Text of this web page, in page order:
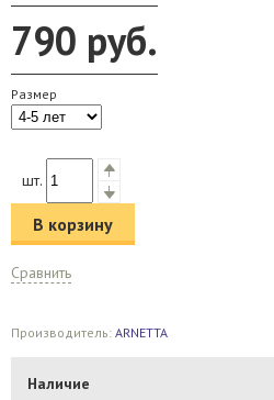
790 руб.
Размер
шт.
В корзину
Сравнить
Производитель: ARNETTA
Наличие